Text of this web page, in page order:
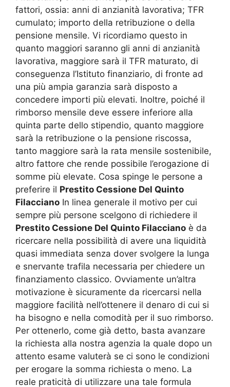
fattori, ossia: anni di anzianità lavorativa; TFR
cumulato; importo della retribuzione o della
pensione mensile. Vi ricordiamo questo in
quanto maggiori saranno gli anni di anzianità
lavorativa, maggiore sarà il TFR maturato, di
conseguenza l’Istituto finanziario, di fronte ad
una più ampia garanzia sarà disposto a
concedere importi più elevati. Inoltre, poiché il
rimborso mensile deve essere inferiore alla
quinta parte dello stipendio, quanto maggiore
sarà la retribuzione o la pensione riscossa,
tanto maggiore sarà la rata mensile sostenibile,
altro fattore che rende possibile l’erogazione di
somme più elevate. Cosa spinge le persone a
preferire il Prestito Cessione Del Quinto
Filacciano In linea generale il motivo per cui
sempre più persone scelgono di richiedere il
Prestito Cessione Del Quinto Filacciano è da
ricercare nella possibilità di avere una liquidità
quasi immediata senza dover svolgere la lunga
e snervante trafila necessaria per chiedere un
finanziamento classico. Ovviamente un’altra
motivazione è sicuramente da ricercarsi nella
maggiore facilità nell’ottenere il denaro di cui si
ha bisogno e nella comodità per il suo rimborso.
Per ottenerlo, come già detto, basta avanzare
la richiesta alla nostra agenzia la quale dopo un
attento esame valuterà se ci sono le condizioni
per erogare la somma richiesta o meno. La
reale praticità di utilizzare una tale formula